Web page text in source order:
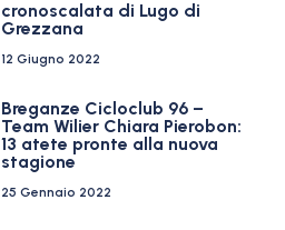
cronoscalata di Lugo di
Grezzana
12 Giugno 2022
Breganze Cicloclub 96 –
Team Wilier Chiara Pierobon:
13 atete pronte alla nuova
stagione
25 Gennaio 2022